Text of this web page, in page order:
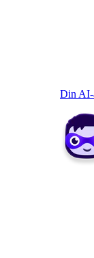
Din AI-